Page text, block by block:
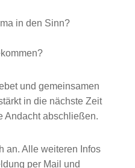
in den Sinn?
und gemeinsamen
in die nächste Zeit
Andacht abschließen.
an. Alle weiteren Infos
per Mail und